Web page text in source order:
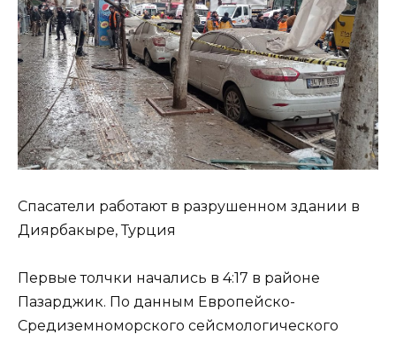
Спасатели работают в разрушенном здании в
Диярбакыре, Турция
Первые толчки начались в 4:17 в районе
Пазарджик. По данным Европейско-
Средиземноморского сейсмологического